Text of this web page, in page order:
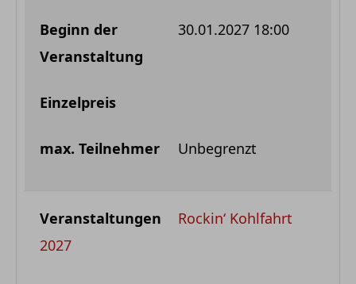
30.01.2027 18:00
Unbegrenzt
Rockin‘ Kohlfahrt
2027